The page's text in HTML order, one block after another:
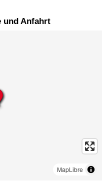
und Anfahrt
MapLibre